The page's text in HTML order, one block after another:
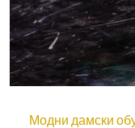
Модни дамски